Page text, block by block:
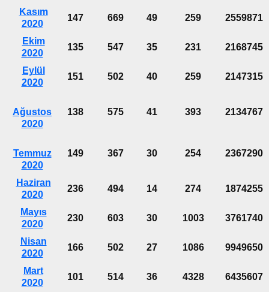
Kasım
2020
147 669 49 259 2559871
Ekim
2020
135 547 35 231 2168745
Eylül
2020
151 502 40 259 2147315
Ağustos
2020
138 575 41 393 2134767
Temmuz
2020
149 367 30 254 2367290
Haziran
2020
236 494 14 274 1874255
Mayıs
2020
230 603 30 1003 3761740
Nisan
2020
166 502 27 1086 9949650
Mart
2020
101 514 36 4328 6435607